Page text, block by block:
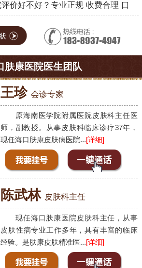
价好不好？专业正规 收费合理 口
肤康医院医生团队
王珍 会诊专家
原海南医学院附属医院皮肤科主任医
师，副教授。从事皮肤科临床诊疗37年，
现任海口肤康皮肤病医院...[详细]
陈武林 皮肤科主任
现任海口肤康医院皮肤科主任，从事
皮肤性病专业工作多年，具有丰富的临床
经验。是肤康皮肤精准医...[详细]